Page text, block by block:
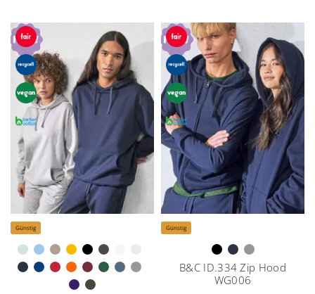
Günstig Günstig
B&C ID.334 Zip Hood
WG006